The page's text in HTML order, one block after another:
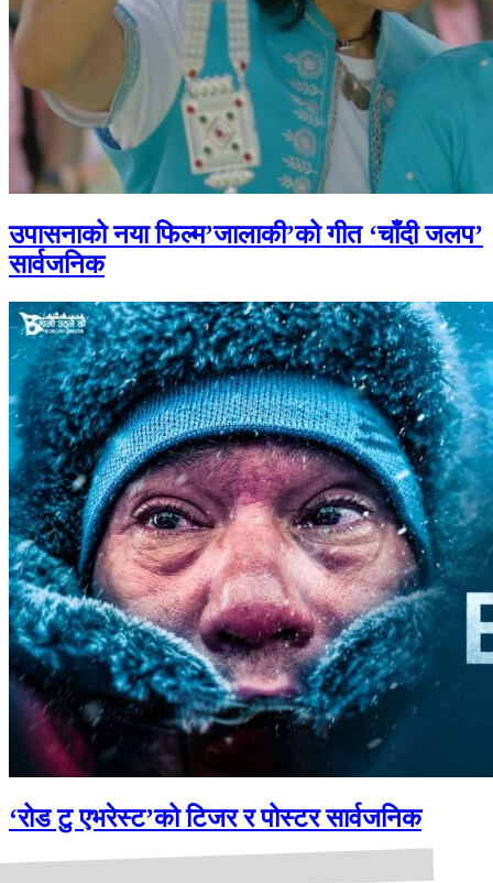
उपासनाको नया फिल्म’जालाकी’को गीत ‘चाँदी जलप’
सार्वजनिक
‘रोड टु एभरेस्ट’को टिजर र पोस्टर सार्वजनिक